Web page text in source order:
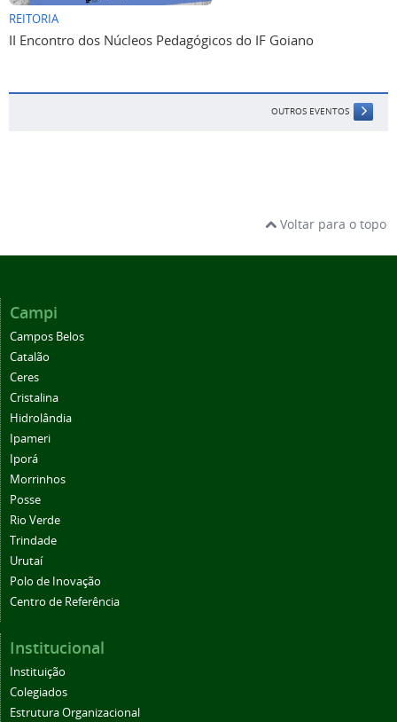
REITORIA
II Encontro dos Núcleos Pedagógicos do IF Goiano
OUTROS EVENTOS
Voltar para o topo
Campi
Campos Belos
Catalão
Ceres
Cristalina
Hidrolândia
Ipameri
Iporá
Morrinhos
Posse
Rio Verde
Trindade
Urutaí
Polo de Inovação
Centro de Referência
Institucional
Instituição
Colegiados
Estrutura Organizacional